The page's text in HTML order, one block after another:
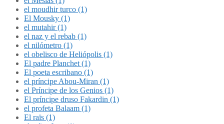
el moudhir turco (1)
El Mousky (1)
el mutahir (1)
el naz y el rebab (1)
el nilómetro (1)
el obelisco de Heliópolis (1)
El padre Planchet (1)
El poeta escribano (1)
el príncipe Abou-Miran (1)
el Príncipe de los Genios (1)
El príncipe druso Fakardin (1)
el profeta Balaam (1)
El raïs (1)